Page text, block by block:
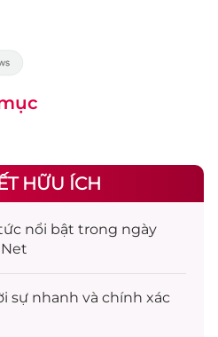
HỮU ÍCH
nổi bật trong ngày
sự nhanh và chính xác